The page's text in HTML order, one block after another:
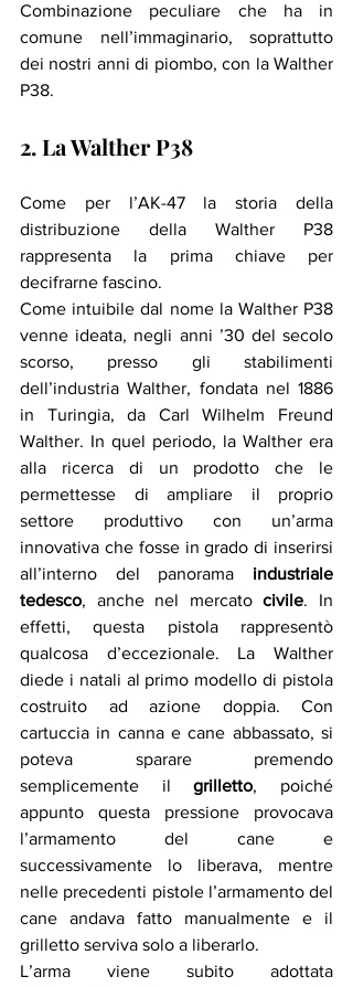
Combinazione peculiare che ha in
comune nell’immaginario, soprattutto
dei nostri anni di piombo, con la Walther
P38.
2. La Walther P38
Come per l’AK-47 la storia della
distribuzione della Walther P38
rappresenta la prima chiave per
decifrarne fascino.
Come intuibile dal nome la Walther P38
venne ideata, negli anni ’30 del secolo
scorso, presso gli stabilimenti
dell’industria Walther, fondata nel 1886
in Turingia, da Carl Wilhelm Freund
Walther. In quel periodo, la Walther era
alla ricerca di un prodotto che le
permettesse di ampliare il proprio
settore produttivo con un’arma
innovativa che fosse in grado di inserirsi
all’interno del panorama industriale
tedesco, anche nel mercato civile. In
effetti, questa pistola rappresentò
qualcosa d’eccezionale. La Walther
diede i natali al primo modello di pistola
costruito ad azione doppia. Con
cartuccia in canna e cane abbassato, si
poteva sparare premendo
semplicemente il grilletto, poiché
appunto questa pressione provocava
l’armamento del cane e
successivamente lo liberava, mentre
nelle precedenti pistole l’armamento del
cane andava fatto manualmente e il
grilletto serviva solo a liberarlo.
L’arma viene subito adottata